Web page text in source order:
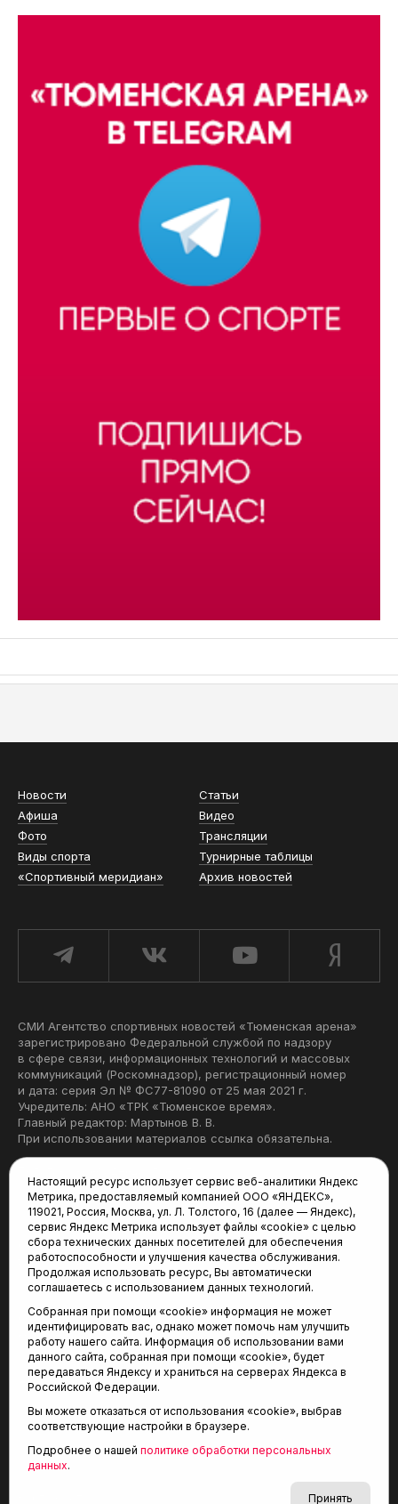
Новости
Статьи
Афиша
Видео
Фото
Трансляции
Виды спорта
Турнирные таблицы
«Спортивный меридиан»
Архив новостей
СМИ Агентство спортивных новостей «Тюменская арена»
зарегистрировано Федеральной службой по надзору
в сфере связи, информационных технологий и массовых
коммуникаций (Роскомнадзор), регистрационный номер
и дата: серия Эл № ФС77-81090 от 25 мая 2021 г.
Учредитель: АНО «ТРК «Тюменское время».
Главный редактор: Мартынов В. В.
При использовании материалов ссылка обязательна.
Редакция:
625035, Тюмень, пр. Геологоразведчиков, 28А
(3452) 68-22-28
tum-arena@mail.ru
Отдел продаж:
(3452) 68-89-78
kotovaev@sibinformburo.ru
© 2001-2026 Агентство спортивных новостей
Настоящий ресурс использует сервис веб-аналитики Яндекс
Метрика, предоставляемый компанией ООО «ЯНДЕКС»,
119021, Россия, Москва, ул. Л. Толстого, 16 (далее — Яндекс),
сервис Яндекс Метрика использует файлы «cookie» с целью
сбора технических данных посетителей для обеспечения
работоспособности и улучшения качества обслуживания.
Продолжая использовать ресурс, Вы автоматически
соглашаетесь с использованием данных технологий.
Собранная при помощи «cookie» информация не может
идентифицировать вас, однако может помочь нам улучшить
работу нашего сайта. Информация об использовании вами
данного сайта, собранная при помощи «cookie», будет
передаваться Яндексу и храниться на серверах Яндекса в
Российской Федерации.
Вы можете отказаться от использования «cookie», выбрав
соответствующие настройки в браузере.
Подробнее о нашей политике обработки персональных
данных.
Принять